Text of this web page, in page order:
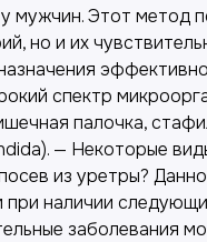
мужчин. Этот метод
но и их
спектр
палочка,
— Некоторые
из уретры?
при наличии
заболевания